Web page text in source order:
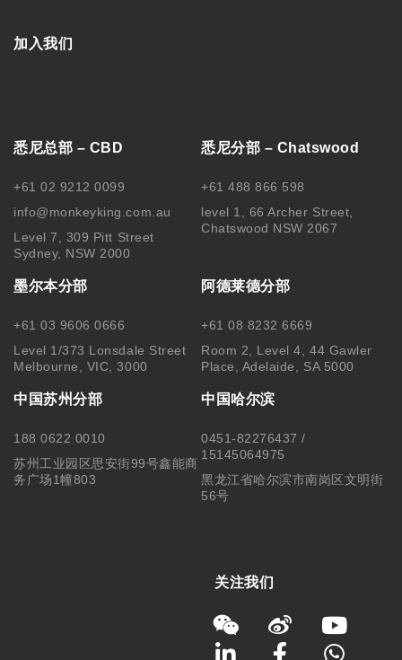
加入我们
悉尼总部 – CBD
+61 02 9212 0099
info@monkeyking.com.au
Level 7, 309 Pitt Street
Sydney, NSW 2000
悉尼分部 – Chatswood
+61 488 866 598
level 1, 66 Archer Street,
Chatswood NSW 2067
墨尔本分部
+61 03 9606 0666
Level 1/373 Lonsdale Street
Melbourne, VIC, 3000
阿德莱德分部
+61 08 8232 6669
Room 2, Level 4, 44 Gawler
Place, Adelaide, SA 5000
中国苏州分部
188 0622 0010
苏州工业园区思安街99号鑫能商
务广场1幢803
中国哈尔滨
0451-82276437 /
15145064975
黑龙江省哈尔滨市南岗区文明街
56号
关注我们